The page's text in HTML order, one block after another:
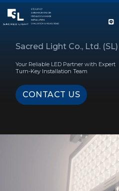
HOME
ABOUT US
PRODUCT
PROJECT REFERENCE
KNOWLEDGE
Sacred Light Co., Ltd. (SL)
Your Reliable LED Partner with Expert
Turn-Key Installation Team
CONTACT US